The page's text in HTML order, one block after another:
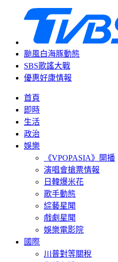
颱風白海豚動態
SBS歌謠大戰
優惠好康情報
首頁
即時
生活
政治
娛樂
《VPOPASIA》開播
演唱會搶票情報
日韓爆米花
歌手動態
綜藝星聞
戲劇星聞
娛樂電影院
國際
川普對等關稅